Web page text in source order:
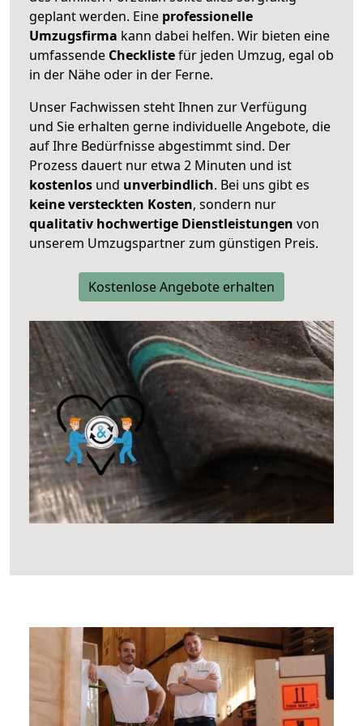
geplant werden. Eine professionelle
Umzugsfirma kann dabei helfen. Wir bieten eine
umfassende Checklistefür jeden Umzug, egal ob
in der Nähe oder in der Ferne.
Unser Fachwissen steht Ihnen zur Verfügung
und Sie erhalten gerne individuelle Angebote, die
auf Ihre Bedürfnisse abgestimmt sind. Der
Prozess dauert nur etwa 2 Minuten und ist
kostenlos und unverbindlich. Bei uns gibt es
keine versteckten Kosten, sondern nur
qualitativ hochwertige Dienstleistungen von
unserem Umzugspartner zum günstigen Preis.
Kostenlose Angebote erhalten